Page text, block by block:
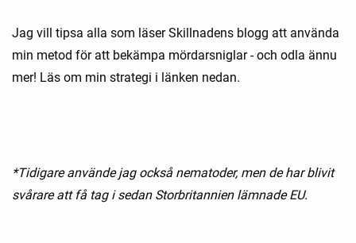
Jag vill tipsa alla som läser Skillnadens blogg att använda
min metod för att bekämpa mördarsniglar - och odla ännu
mer! Läs om min strategi i länken nedan.
*Tidigare använde jag också nematoder, men de har blivit
svårare att få tag i sedan Storbritannien lämnade EU.